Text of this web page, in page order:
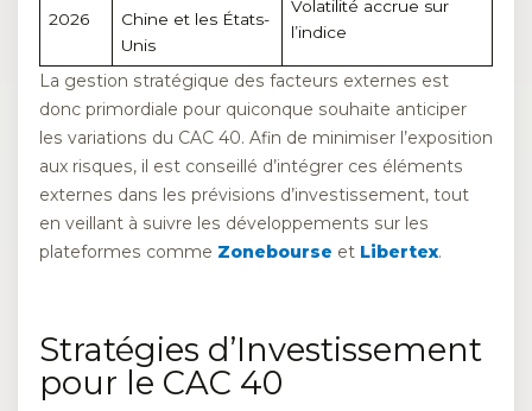
2026
Chine et les États-
Unis
Volatilité accrue sur
l’indice
La gestion stratégique des facteurs externes est
donc primordiale pour quiconque souhaite anticiper
les variations du CAC 40. Afin de minimiser l’exposition
aux risques, il est conseillé d’intégrer ces éléments
externes dans les prévisions d’investissement, tout
en veillant à suivre les développements sur les
plateformes comme Zonebourse et Libertex.
Stratégies d’Investissement
pour le CAC 40